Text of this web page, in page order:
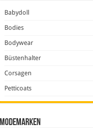
Babydoll
Bodies
Bodywear
Büstenhalter
Corsagen
Petticoats
Modemarken